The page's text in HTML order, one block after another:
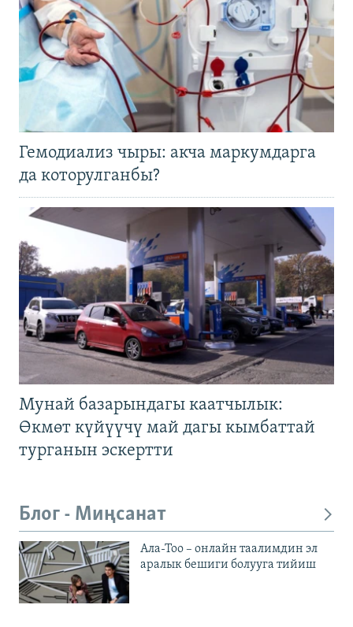
Гемодиализ чыры: акча маркумдарга
да которулганбы?
Мунай базарындагы каатчылык:
Өкмөт күйүүчү май дагы кымбаттай
турганын эскертти
Блог - Миңсанат
Ала-Тоо – онлайн таалимдин эл
аралык бешиги болууга тийиш